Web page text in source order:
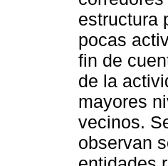
estructura
pocas
fin de
de la
mayores
vecinos.
observan